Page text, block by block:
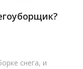
снега, и